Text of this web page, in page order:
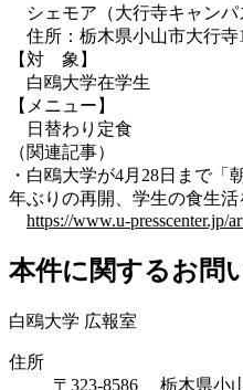
シェモア（大行寺キャンパ
住所：栃木県小山市大行寺
【対 象】
白鴎大学在学生
【メニュー】
日替わり定食
（関連記事）
・白鴎大学が4月28日まで
年ぶりの再開、学生の食生活
https://www.u-presscenter.jp/
本件に関するお問
白鴎大学 広報室
住所
〒323-8586 栃木県小